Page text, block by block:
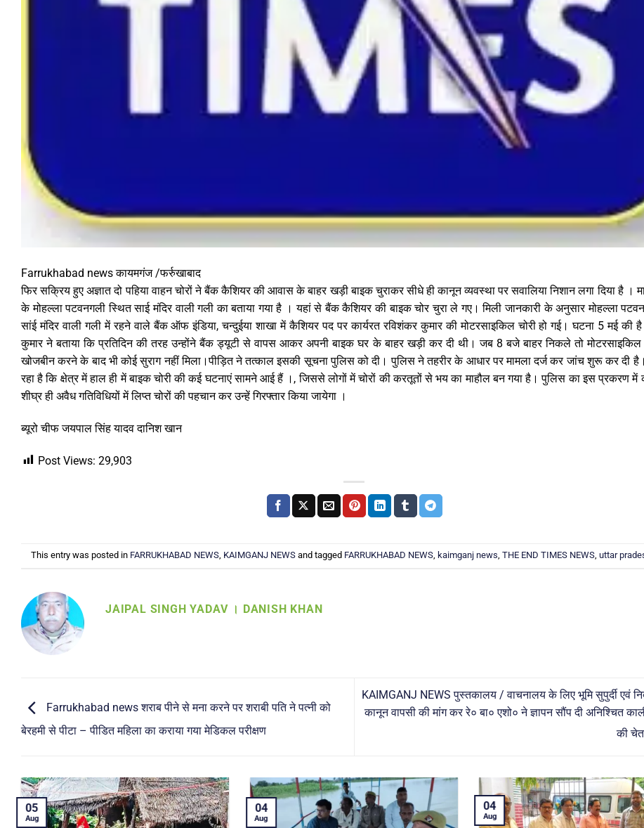
Farrukhabad news कायमगंज /फर्रुखाबाद
फिर सक्रिय हुए अज्ञात दो पहिया वाहन चोरों ने बैंक कैशियर की आवास के बाहर खड़ी बाइक चुराकर सीधे ही कानून व्यवस्था पर सवालिया निशान लगा दिया है ।
के मोहल्ला पटवनगली स्थित साई मंदिर वाली गली का बताया गया है । यहां से बैंक कैशियर की बाइक चोर चुरा ले गए। मिली जानकारी के अनुसार मोहल्ला
सांई मंदिर वाली गली में रहने वाले बैंक ऑफ इंडिया, चन्दुईया शाखा में कैशियर पद पर कार्यरत रविशंकर कुमार की मोटरसाइकिल चोरी हो गई। घटना 5 मई की
कुमार ने बताया कि प्रतिदिन की तरह उन्होंने बैंक ड्यूटी से वापस आकर अपनी बाइक घर के बाहर खड़ी कर दी थी। जब 8 बजे बाहर निकले तो मोटरसाइकिल
खोजबीन करने के बाद भी कोई सुराग नहीं मिला।पीड़ित ने तत्काल इसकी सूचना पुलिस को दी। पुलिस ने तहरीर के आधार पर मामला दर्ज कर जांच शुरू कर दी
रहा है कि क्षेत्र में हाल ही में बाइक चोरी की कई घटनाएं सामने आई हैं ।, जिससे लोगों में चोरों की करतूतों से भय का माहौल बन गया है। पुलिस का इस प्रकरण में
शीघ्र ही अवैध गतिविधियों में लिप्त चोरों की पहचान कर उन्हें गिरफ्तार किया जायेगा ।
ब्यूरो चीफ जयपाल सिंह यादव दानिश खान
Post Views: 29,903
This entry was posted in FARRUKHABAD NEWS, KAIMGANJ NEWSand tagged FARRUKHABAD NEWS, kaimganj news, THE END TIMES NEWS, uttar
JAIPAL SINGH YADAV । DANISH KHAN
Farrukhabad news शराब पीने से मना करने पर शराबी पति ने पत्नी को
बेरहमी से पीटा – पीडित महिला का कराया गया मेडिकल परीक्षण
KAIMGANJ NEWS पुस्तकालय / वाचनालय के लिए भूमि सुपुर्दी एवं
कानून वापसी की मांग कर रे० बा० एशो० ने ज्ञापन सौंप दी अनिश्चित
की
04
Aug
04
Aug
03
Aug